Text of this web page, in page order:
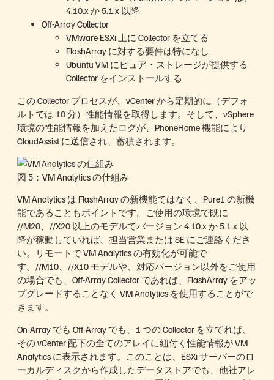
4.10.x か 5.1.x 以降
Off-Array Collector
VMware ESXi 上に Collector を立てる
FlashArray に対する要件は特になし
Ubuntu VM にピュア・ストレージが提供する
Collector をインストールする
この Collector プロセスが、vCenter から定期的に（デフォ
ルトでは 10 分）性能情報を取得します。そして、vSphere
環境の性能情報を加えたログが、PhoneHome 機能により
CloudAssist に送信され、蓄積されます。
図 5：VM Analytics の仕組み
VM Analytics は FlashArray の新機能ではなく、Pure1 の新機
能であることもポイントです。ご使用の環境で既に
//M20、//X20 以上のモデルでバージョン 4.10.x か 5.1.x 以
降が稼動していれば、担当営業または SE にご連絡くださ
い。リモートで VM Analytics の有効化が可能で
す。//M10、//X10 モデルや、対応バージョン以外をご使用
の場合でも、Off-Array Collector であれば、FlashArray をアッ
プグレードすることなく VM Analytics を使用することがで
きます。
On-Array でも Off-Array でも、1 つの Collector を立てれば、
その vCenter 配下の全てのアレイに紐付く性能情報が VM
Analytics に表示されます。このことは、ESXi サーバーのロ
ーカルディスクから作成したデータストアでも、他社アレ